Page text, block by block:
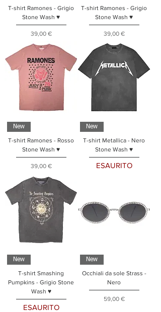
T-shirt Ramones - Grigio
Stone Wash ♥
Prezzo
39,00 €
T-shirt Ramones - Grigio
Stone Wash ♥
Prezzo
39,00 €
New
T-shirt Ramones - Rosso
Stone Wash ♥
Prezzo
39,00 €
New
T-shirt Metallica - Nero
Stone Wash ♥
ESAURITO
New
T-shirt Smashing
Pumpkins - Grigio Stone
Wash ♥
ESAURITO
New
Occhiali da sole Strass -
Nero
Prezzo
59,00 €